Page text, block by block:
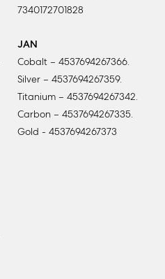
7340172701828
JAN
Cobalt – 4537694267366.
Silver – 4537694267359.
Titanium – 4537694267342.
Carbon – 4537694267335.
Gold - 4537694267373